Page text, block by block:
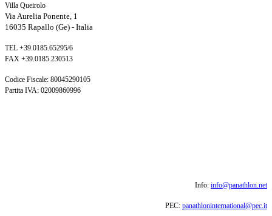
Villa Queirolo
Via Aurelia Ponente, 1
16035 Rapallo (Ge) - Italia
TEL +39.0185.65295/6
FAX +39.0185.230513
Codice Fiscale: 80045290105
Partita IVA: 02009860996
Info: info@panathlon.net
PEC: panathloninternational@pec.it